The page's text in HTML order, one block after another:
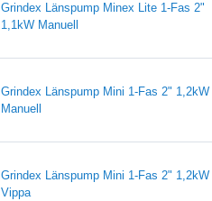
Grindex Länspump Minex Lite 1-Fas 2"
1,1kW Manuell
Grindex Länspump Mini 1-Fas 2" 1,2kW
Manuell
Grindex Länspump Mini 1-Fas 2" 1,2kW
Vippa